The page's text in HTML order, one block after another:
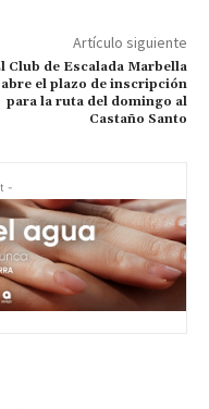
Artículo siguiente
Club de Escalada Marbella
abre el plazo de inscripción
para la ruta del domingo al
Castaño Santo
-